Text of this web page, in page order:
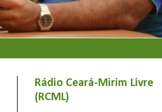
Rádio Ceará-Mirim Livre
(RCML)